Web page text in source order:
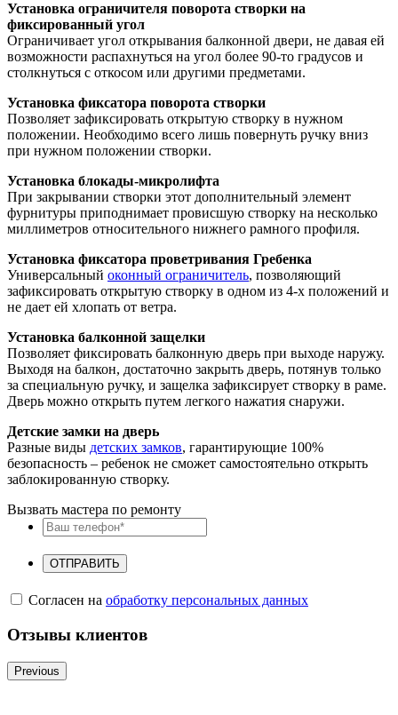
Установка ограничителя поворота створки на
фиксированный угол
Ограничивает угол открывания балконной двери, не давая ей
возможности распахнуться на угол более 90-то градусов и
столкнуться с откосом или другими предметами.
Установка фиксатора поворота створки
Позволяет зафиксировать открытую створку в нужном
положении. Необходимо всего лишь повернуть ручку вниз
при нужном положении створки.
Установка блокады-микролифта
При закрывании створки этот дополнительный элемент
фурнитуры приподнимает провисшую створку на несколько
миллиметров относительного нижнего рамного профиля.
Установка фиксатора проветривания Гребенка
Универсальный оконный ограничитель, позволяющий
зафиксировать открытую створку в одном из 4-х положений и
не дает ей хлопать от ветра.
Установка балконной защелки
Позволяет фиксировать балконную дверь при выходе наружу.
Выходя на балкон, достаточно закрыть дверь, потянув только
за специальную ручку, и защелка зафиксирует створку в раме.
Дверь можно открыть путем легкого нажатия снаружи.
Детские замки на дверь
Разные виды детских замков, гарантирующие 100%
безопасность – ребенок не сможет самостоятельно открыть
заблокированную створку.
Вызвать мастера по ремонту
ОТПРАВИТЬ
Согласен на обработку персональных данных
Отзывы клиентов
Previous